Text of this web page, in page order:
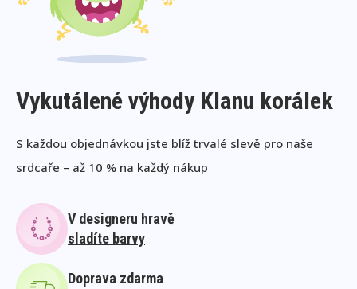
Vykutálené výhody Klanu korálek
S každou objednávkou jste blíž trvalé slevě pro naše
srdcaře – až 10 % na každý nákup
V designeru hravě
sladíte barvy
Doprava zdarma